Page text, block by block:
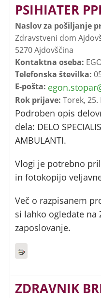
PSIHIATER
Naslov za pošiljanje
Zdravstveni dom
5270 Ajdovščina
Kontaktna oseba:
Telefonska številka:
E-pošta:
Rok prijave: Torek, 25.
Podroben opis
dela: DELO
AMBULANTI.
Vlogi je potrebno
in fotokopijo
Več o razpisanem
si lahko ogledate na
zaposlovanje.
ZDRAVNIK